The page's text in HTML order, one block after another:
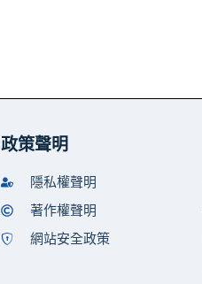
政策聲明
隱私權聲明
著作權聲明
網站安全政策